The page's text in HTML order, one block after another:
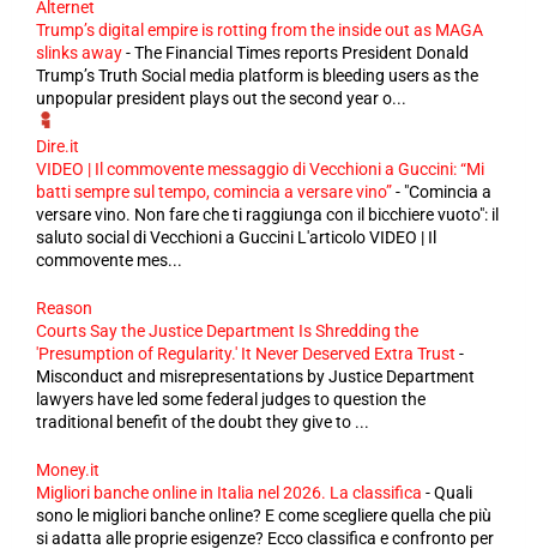
Alternet
Trump’s digital empire is rotting from the inside out as MAGA
slinks away-The Financial Times reports President Donald
Trump’s Truth Social media platform is bleeding users as the
unpopular president plays out the second year o...
Dire.it
VIDEO | Il commovente messaggio di Vecchioni a Guccini: “Mi
batti sempre sul tempo, comincia a versare vino”- "Comincia a
versare vino. Non fare che ti raggiunga con il bicchiere vuoto": il
saluto social di Vecchioni a Guccini L'articolo VIDEO | Il
commovente mes...
Reason
Courts Say the Justice Department Is Shredding the
'Presumption of Regularity.' It Never Deserved Extra Trust -
Misconduct and misrepresentations by Justice Department
lawyers have led some federal judges to question the
traditional benefit of the doubt they give to ...
Money.it
Migliori banche online in Italia nel 2026. La classifica -Quali
sono le migliori banche online? E come scegliere quella che più
si adatta alle proprie esigenze? Ecco classifica e confronto per